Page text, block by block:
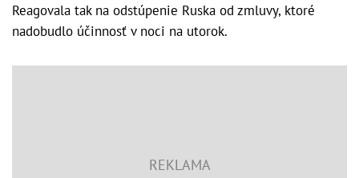
Reagovala tak na odstúpenie Ruska od zmluvy, ktoré
nadobudlo účinnosť v noci na utorok.